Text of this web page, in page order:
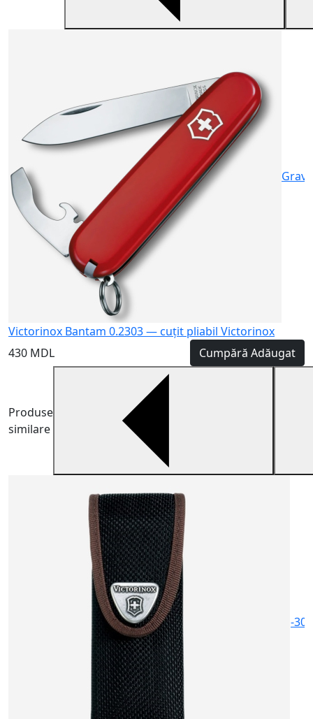
Victorinox Bantam 0.2303 — cuțit pliabil Victorinox
430 MDL
Cumpără Adăugat
Produse
similare
-